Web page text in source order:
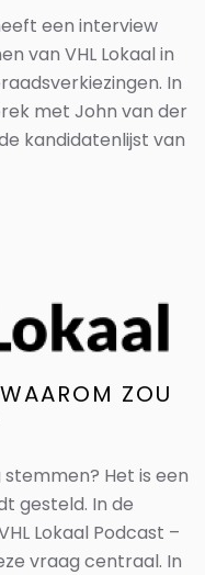
een interview
van VHL Lokaal in
In
met John van der
kandidatenlijst van
ZOU
Het is een
gesteld. In de
Lokaal Podcast –
vraag centraal. In